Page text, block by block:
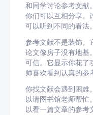
和同学讨论参考文献
你们可以互相分享。
可以听到不同的看法
参考文献不是装饰。
论文像房子没有地基
可信。它显示你花了
师喜欢看到认真的参
你找文献会遇到困难
以请图书馆老师帮忙
以看一篇文章的参考